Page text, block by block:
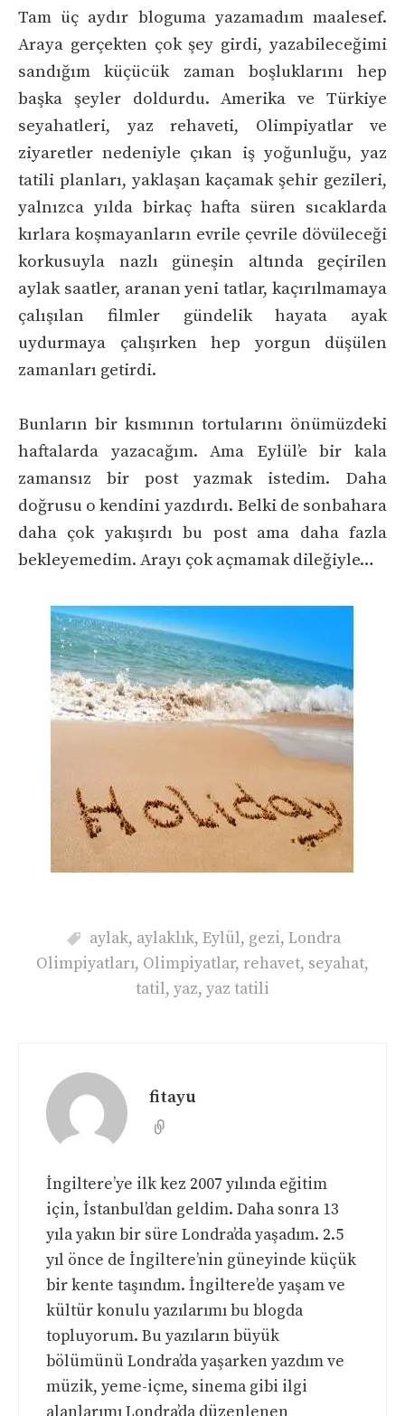
Tam üç aydır bloguma yazamadım maalesef.
Araya gerçekten çok şey girdi, yazabileceğimi
sandığım küçücük zaman boşluklarını hep
başka şeyler doldurdu. Amerika ve Türkiye
seyahatleri, yaz rehaveti, Olimpiyatlar ve
ziyaretler nedeniyle çıkan iş yoğunluğu, yaz
tatili planları, yaklaşan kaçamak şehir gezileri,
yalnızca yılda birkaç hafta süren sıcaklarda
kırlara koşmayanların evrile çevrile dövüleceği
korkusuyla nazlı güneşin altında geçirilen
aylak saatler, aranan yeni tatlar, kaçırılmamaya
çalışılan filmler gündelik hayata ayak
uydurmaya çalışırken hep yorgun düşülen
zamanları getirdi.
Bunların bir kısmının tortularını önümüzdeki
haftalarda yazacağım. Ama Eylül’e bir kala
zamansız bir post yazmak istedim. Daha
doğrusu o kendini yazdırdı. Belki de sonbahara
daha çok yakışırdı bu post ama daha fazla
bekleyemedim. Arayı çok açmamak dileğiyle…
aylak, aylaklık, Eylül, gezi, Londra
Olimpiyatları, Olimpiyatlar, rehavet, seyahat,
tatil, yaz, yaz tatili
fitayu
İngiltere’ye ilk kez 2007 yılında eğitim
için, İstanbul’dan geldim. Daha sonra 13
yıla yakın bir süre Londra’da yaşadım. 2.5
yıl önce de İngiltere’nin güneyinde küçük
bir kente taşındım. İngiltere’de yaşam ve
kültür konulu yazılarımı bu blogda
topluyorum. Bu yazıların büyük
bölümünü Londra’da yaşarken yazdım ve
müzik, yeme-içme, sinema gibi ilgi